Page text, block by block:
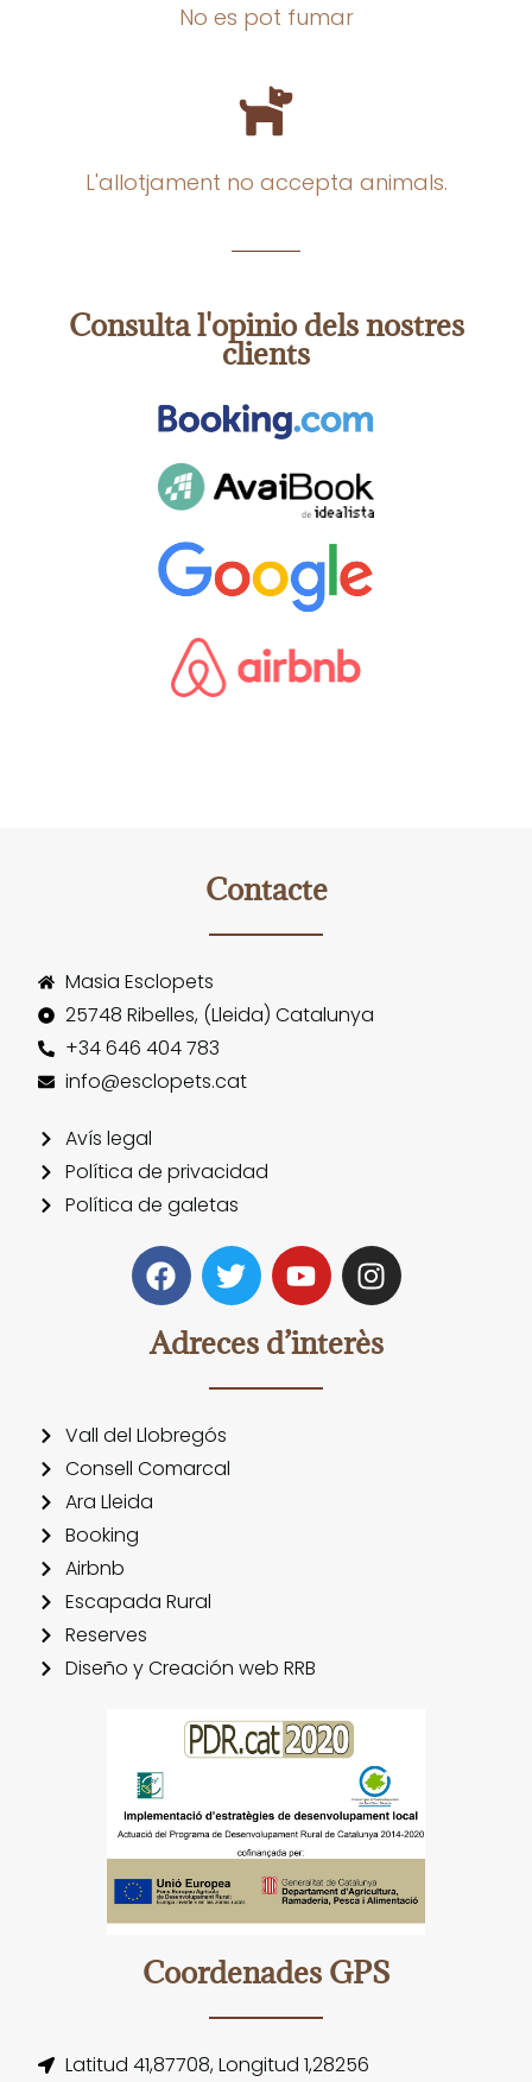
No es pot fumar
L'allotjament no accepta animals.
Consulta l'opinio dels nostres
clients
Contacte
Masia Esclopets
25748 Ribelles, (Lleida) Catalunya
+34 646 404 783
info@esclopets.cat
Avís legal
Política de privacidad
Política de galetas
Adreces d’interès
Vall del Llobregós
Consell Comarcal
Ara Lleida
Booking
Airbnb
Escapada Rural
Reserves
Diseño y Creación web RRB
Coordenades GPS
Latitud 41,87708, Longitud 1,28256